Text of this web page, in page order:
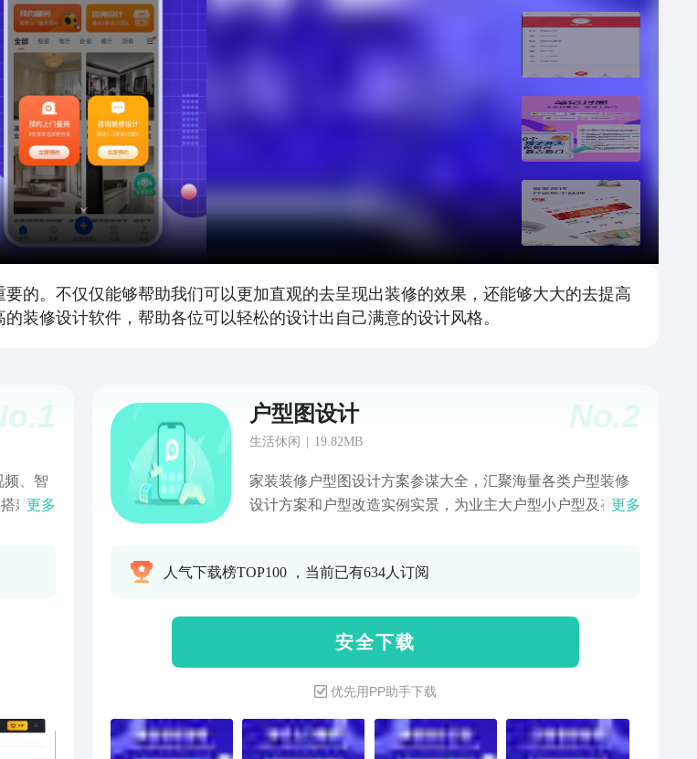
的。不仅仅能够帮助我们可以更加直观的去呈现出装修的效果，还能够大大的去提高
装修设计软件，帮助各位可以轻松的设计出自己满意的设计风格。
1
频、智
建助
供高
更多
No.2
户型图设计
生活休闲 19.82MB
家装装修户型图设计方案参谋大全，汇聚海量各类户型装修
设计方案和户型改造实例实景，为业主大户型小户型及存在
更多
人气下载榜TOP100 ，当前已有634人订阅
安 全 下 载
优先用PP助手下载